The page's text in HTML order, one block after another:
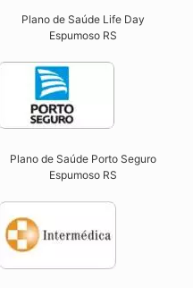
Plano de Saúde Life Day
Espumoso RS
Plano de Saúde Porto Seguro
Espumoso RS​